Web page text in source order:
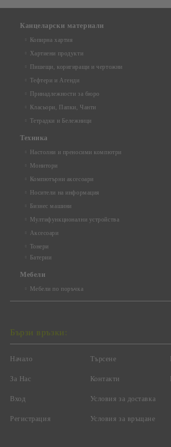
Канцеларски материали
Копирна хартия
Хартиени продукти
Пишещи, коригиращи и чертожни
Тефтери и Агенди
Принадлежности за бюро
Класьори, Папки, Чанти
Тетрадки и Бележници
Техника
Настолни и преносими компютри
Монитори
Компютърни аксесоари
Носители на информация
Бизнес машини
Мултифункционални устройства
Аксесоари
Тонери
Батерии
Mебели
Мебели по поръчка
Бързи връзки:
Начало
За Нас
Вход
Регистрация
Търсене
Контакти
Условия за доставка
Условия за връщане